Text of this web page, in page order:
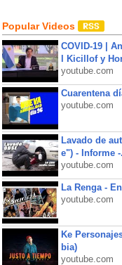
Popular Videos
COVID-19 |
l Kicillof y
youtube.com
Cuarentena
youtube.com
Lavado de
e") - Informe -
youtube.com
La Renga -
youtube.com
Ke
bia)
youtube.com